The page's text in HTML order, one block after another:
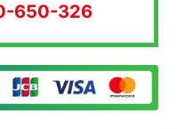
650-326